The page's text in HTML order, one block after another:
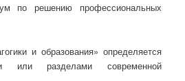
по решению профессиональных
и образования» определяется
или разделами современной